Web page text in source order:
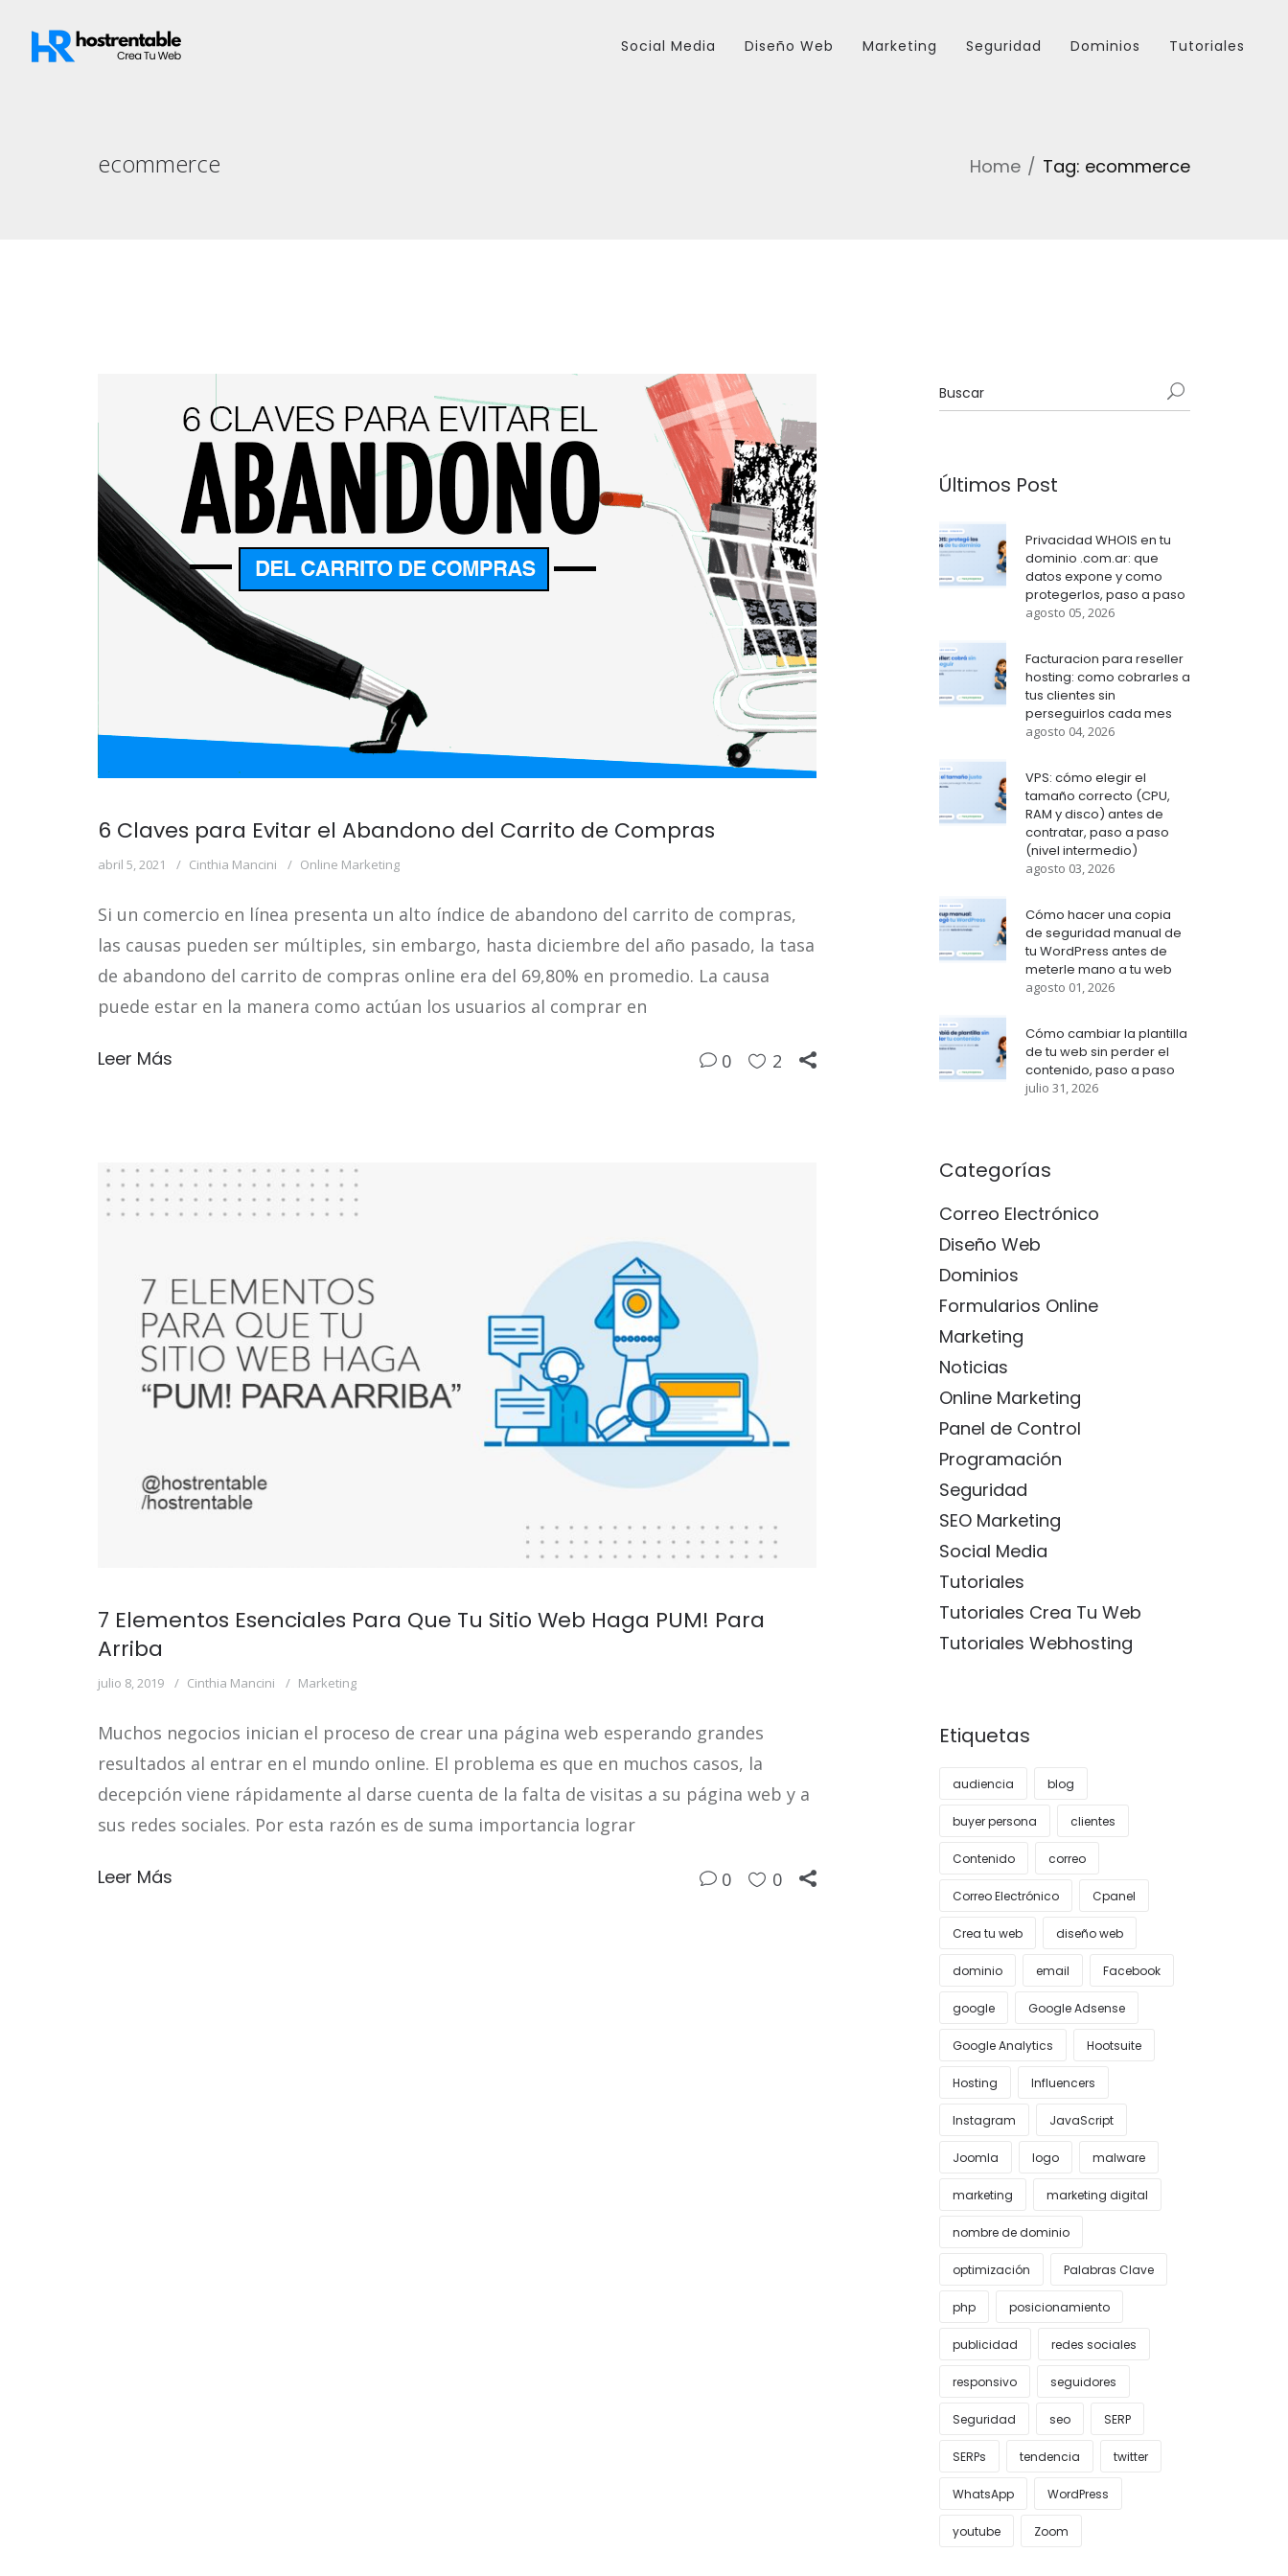
Social Media Diseño Web Marketing Seguridad Dominios Tutoriales
ecommerce Home Tag: ecommerce
6 Claves para Evitar el Abandono del Carrito de Compras
abril 5, 2021 Cinthia Mancini Online Marketing
Si un comercio en línea presenta un alto índice de abandono del carrito de compras,
las causas pueden ser múltiples, sin embargo, hasta diciembre del año pasado, la tasa
de abandono del carrito de compras online era del 69,80% en promedio. La causa
puede estar en la manera como actúan los usuarios al comprar en
Leer Más 0 2
7 Elementos Esenciales Para Que Tu Sitio Web Haga PUM! Para
Arriba
julio 8, 2019 Cinthia Mancini Marketing
Muchos negocios inician el proceso de crear una página web esperando grandes
resultados al entrar en el mundo online. El problema es que en muchos casos, la
decepción viene rápidamente al darse cuenta de la falta de visitas a su página web y a
sus redes sociales. Por esta razón es de suma importancia lograr
Leer Más 0 0
Últimos Post
Privacidad WHOIS en tu
dominio .com.ar: que
datos expone y como
protegerlos, paso a paso
agosto 05, 2026
Facturacion para reseller
hosting: como cobrarles a
tus clientes sin
perseguirlos cada mes
agosto 04, 2026
VPS: cómo elegir el
tamaño correcto (CPU,
RAM y disco) antes de
contratar, paso a paso
(nivel intermedio)
agosto 03, 2026
Cómo hacer una copia
de seguridad manual de
tu WordPress antes de
meterle mano a tu web
agosto 01, 2026
Cómo cambiar la plantilla
de tu web sin perder el
contenido, paso a paso
julio 31, 2026
Categorías
Correo Electrónico
Diseño Web
Dominios
Formularios Online
Marketing
Noticias
Online Marketing
Panel de Control
Programación
Seguridad
SEO Marketing
Social Media
Tutoriales
Tutoriales Crea Tu Web
Tutoriales Webhosting
Etiquetas
audiencia blog
buyer persona clientes
Contenido correo
Correo Electrónico Cpanel
Crea tu web diseño web
dominio email Facebook
google Google Adsense
Google Analytics Hootsuite
Hosting Influencers
Instagram JavaScript
Joomla logo malware
marketing marketing digital
nombre de dominio
optimización Palabras Clave
php posicionamiento
publicidad redes sociales
responsivo seguidores
Seguridad seo SERP
SERPs tendencia twitter
WhatsApp WordPress
youtube Zoom